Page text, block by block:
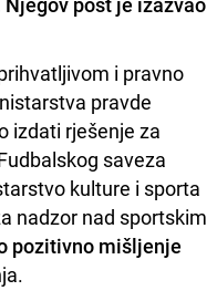
i pravno
pravde
izdati rješenje za
saveza
kulture i sporta
nadzor nad sportskim
pozitivno mišljenje